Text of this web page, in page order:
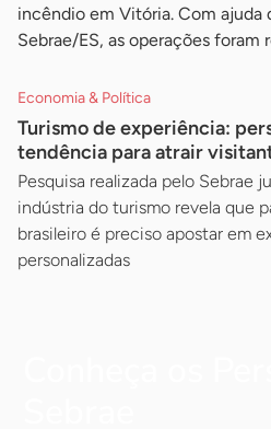
incêndio em Vitória. Com ajuda
Sebrae/ES, as operações
Economia & Política
Turismo de experiência:
tendência para atrair
Pesquisa realizada pelo Sebrae
indústria do turismo revela que
brasileiro é preciso apostar em
personalizadas